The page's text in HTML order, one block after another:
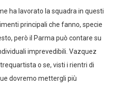
ha lavorato la squadra in questi
principali che fanno, specie
però il Parma può contare su
imprevedibili. Vazquez
o se, visti i rientri di
dovremo mettergli più